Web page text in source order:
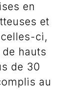
en
et
ci,
hauts
de 30
au